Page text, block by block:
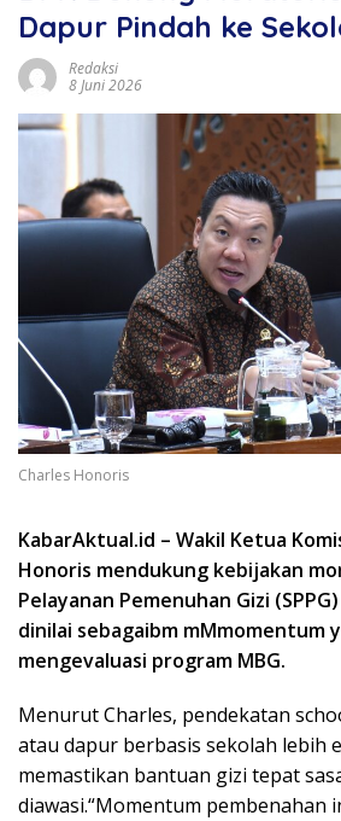
Dapur Pindah ke
Redaksi
8 Juni 2026
Charles Honoris
KabarAktual.id – Wakil Ketua
Honoris mendukung kebijakan
Pelayanan Pemenuhan Gizi
dinilai sebagaibm mMmomentum
mengevaluasi program MBG.
Menurut Charles, pendekatan
atau dapur berbasis sekolah lebih
memastikan bantuan gizi tepat
diawasi.“Momentum pembenahan